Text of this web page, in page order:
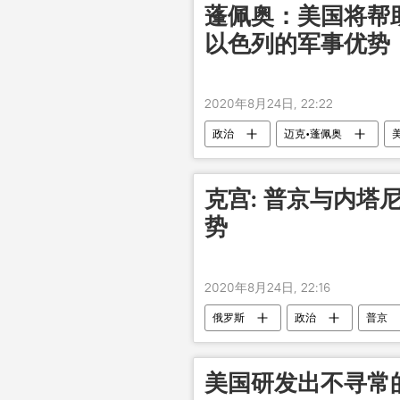
蓬佩奥：美国将帮
以色列的军事优势
2020年8月24日, 22:22
政治 迈克•蓬佩奥
克宫: 普京与内塔
势
2020年8月24日, 22:16
俄罗斯 政治 普京
美国研发出不寻常